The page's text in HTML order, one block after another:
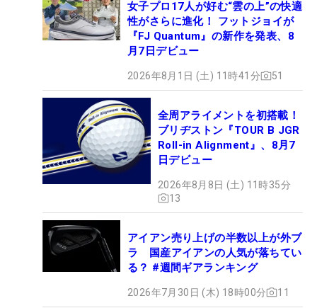
女子プロ17人が好む“雲の上”の快適
性がさらに進化！ フットジョイが
『FJ Quantum』の新作を発表、8
月7日デビュー
2026年8月1日 (土) 11時41分 51
全周アライメントを初搭載！
ブリヂストン『TOUR B JGR
Roll-in Alignment』、8月7
日デビュー
2026年8月8日 (土) 11時35分
13
アイアン売り上げの半数以上が外ブ
ラ 国産アイアンの人気が落ちてい
る？ #週間ギアランキング
2026年7月30日 (木) 18時00分 11